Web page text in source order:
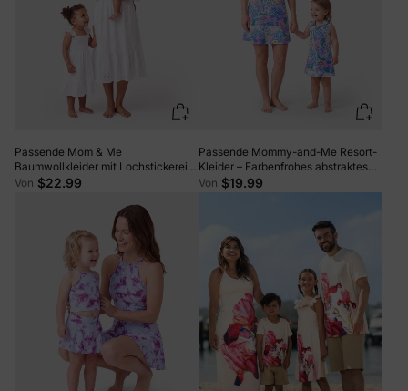
Passende Mom & Me
Baumwollkleider mit Lochstickerei,
Gerafften Kleidern und Rüschen-
Sommerausflüge & Familienfotos
Von $22.99
Passende Mommy-and-Me Resort-
Kleider – Farbenfrohes abstraktes
Print-Halter-Kragen-Kleid mit
Shorts, Schicke Sommer-Urlaubs-
Von $19.99